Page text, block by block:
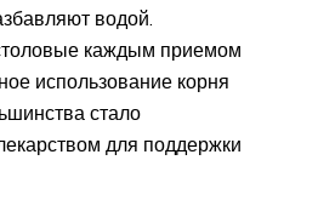
водой.
каждым приемом
использование корня
стало
для поддержки